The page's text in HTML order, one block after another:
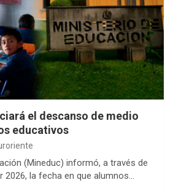
el descanso de medio
educativos
(Mineduc) informó, a través de
2026, la fecha en que alumnos…